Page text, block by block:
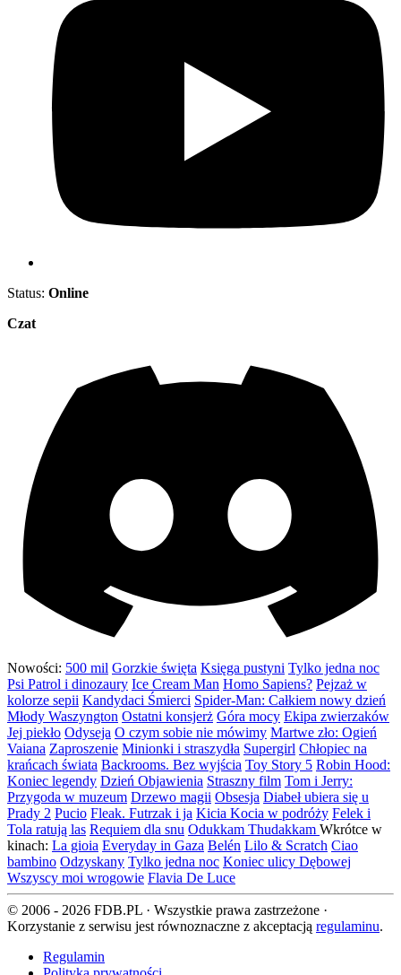
Status: Online
Czat
Nowości: 500 mil Gorzkie święta Księga pustyni Tylko jedna noc
Psi Patrol i dinozaury Ice Cream Man Homo Sapiens? Pejzaż w
kolorze sepii Kandydaci Śmierci Spider-Man: Całkiem nowy dzień
Młody Waszyngton Ostatni konsjerż Góra mocy Ekipa zwierzaków
Jej piekło Odyseja O czym sobie nie mówimy Martwe zło: Ogień
Vaiana Zaproszenie Minionki i straszydła Supergirl Chłopiec na
krańcach świata Backrooms. Bez wyjścia Toy Story 5 Robin Hood:
Koniec legendy Dzień Objawienia Straszny film Tom i Jerry:
Przygoda w muzeum Drzewo magii Obsesja Diabeł ubiera się u
Prady 2 Pucio Fleak. Futrzak i ja Kicia Kocia w podróży Felek i
Tola ratują las Requiem dla snu Odukkam Thudakkam Wkrótce w
kinach: La gioia Everyday in Gaza Belén Lilo & Scratch Ciao
bambino Odzyskany Tylko jedna noc Koniec ulicy Dębowej
Wszyscy moi wrogowie Flavia De Luce
© 2006 - 2026 FDB.PL · Wszystkie prawa zastrzeżone ·
Korzystanie z serwisu jest równoznaczne z akceptacją regulaminu.
Regulamin